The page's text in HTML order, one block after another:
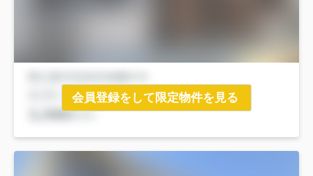
会員登録をして限定物件を見る